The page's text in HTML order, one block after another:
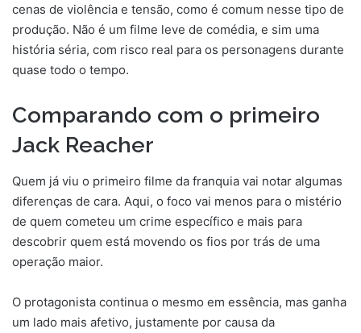
cenas de violência e tensão, como é comum nesse tipo de
produção. Não é um filme leve de comédia, e sim uma
história séria, com risco real para os personagens durante
quase todo o tempo.
Comparando com o primeiro
Jack Reacher
Quem já viu o primeiro filme da franquia vai notar algumas
diferenças de cara. Aqui, o foco vai menos para o mistério
de quem cometeu um crime específico e mais para
descobrir quem está movendo os fios por trás de uma
operação maior.
O protagonista continua o mesmo em essência, mas ganha
um lado mais afetivo, justamente por causa da